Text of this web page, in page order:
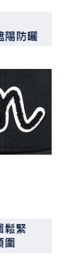
付」服務完成之交
關給付款項請求債
公司不負相關責
狀況，依本公司即
公司將視審查結果
惡意使用之情形，
採取法律行動。